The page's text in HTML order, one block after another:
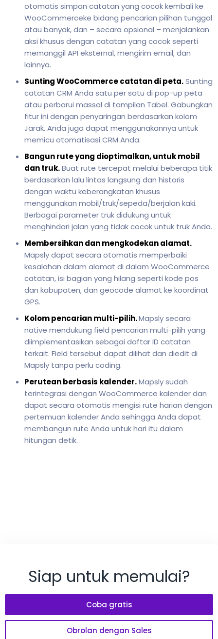
otomatis simpan catatan yang cocok kembali ke
WooCommerceke bidang pencarian pilihan tunggal
atau banyak, dan – secara opsional – menjalankan
aksi khusus dengan catatan yang cocok seperti
memanggil API eksternal, mengirim email, dan
lainnya.
Sunting WooCommerce catatan di peta.Sunting
catatan CRM Anda satu per satu di pop-up peta
atau perbarui massal di tampilan Tabel. Gabungkan
fitur ini dengan penyaringan berdasarkan kolom
Jarak. Anda juga dapat menggunakannya untuk
memicu otomatisasi CRM Anda.
Bangun rute yang dioptimalkan, untuk mobil
dan truk.Buat rute tercepat melalui beberapa titik
berdasarkan lalu lintas langsung dan historis
dengan waktu keberangkatan khusus
menggunakan mobil/truk/sepeda/berjalan kaki.
Berbagai parameter truk didukung untuk
menghindari jalan yang tidak cocok untuk truk Anda.
Membersihkan dan mengkodekan alamat.
Mapsly dapat secara otomatis memperbaiki
kesalahan dalam alamat di dalam WooCommerce
catatan, isi bagian yang hilang seperti kode pos
dan kabupaten, dan geocode alamat ke koordinat
GPS.
Kolom pencarian multi-pilih.Mapsly secara
native mendukung field pencarian multi-pilih yang
diimplementasikan sebagai daftar ID catatan
terkait. Field tersebut dapat dilihat dan diedit di
Mapsly tanpa perlu coding.
Perutean berbasis kalender.Mapsly sudah
terintegrasi dengan WooCommerce kalender dan
dapat secara otomatis mengisi rute harian dengan
pertemuan kalender Anda sehingga Anda dapat
membangun rute Anda untuk hari itu dalam
hitungan detik.
Siap untuk memulai?
Coba gratis
Obrolan dengan Sales